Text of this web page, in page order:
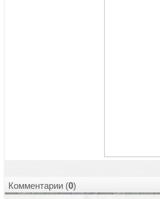
Комментарии (0)